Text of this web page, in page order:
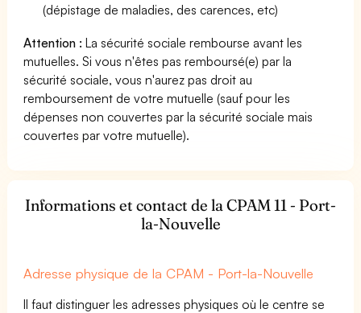
(dépistage de maladies, des carences, etc)
Attention : La sécurité sociale rembourse avant les
mutuelles. Si vous n'êtes pas remboursé(e) par la
sécurité sociale, vous n'aurez pas droit au
remboursement de votre mutuelle (sauf pour les
dépenses non couvertes par la sécurité sociale mais
couvertes par votre mutuelle).
Informations et contact de la CPAM 11 - Port-
la-Nouvelle
Adresse physique de la CPAM - Port-la-Nouvelle
Il faut distinguer les adresses physiques où le centre se